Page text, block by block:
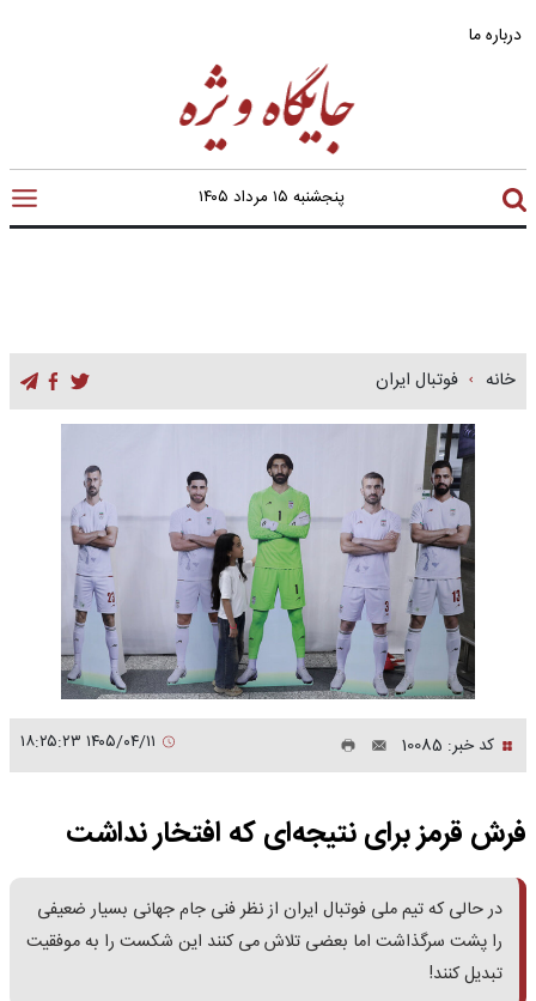
درباره ما
پنجشنبه ۱۵ مرداد ۱۴۰۵
خانه فوتبال ایران
کد خبر: 10085
فرش قرمز برای نتیجه‌ای که افتخار نداشت
در حالی که تیم ملی فوتبال ایران از نظر فنی جام جهانی بسیار ضعیفی
را پشت سرگذاشت اما بعضی تلاش می کنند این شکست را به موفقیت
تبدیل کنند!